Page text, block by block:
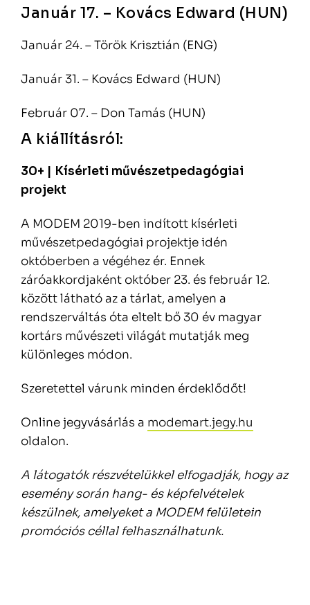
Január 17. – Kovács Edward (HUN)
Január 24. – Török Krisztián (ENG)
Január 31. – Kovács Edward (HUN)
Február 07. – Don Tamás (HUN)
A kiállításról:
30+ | Kísérleti művészetpedagógiai
projekt
A MODEM 2019-ben indított kísérleti
művészetpedagógiai projektje idén
októberben a végéhez ér. Ennek
záróakkordjaként október 23. és február 12.
között látható az a tárlat, amelyen a
rendszerváltás óta eltelt bő 30 év magyar
kortárs művészeti világát mutatják meg
különleges módon.
Szeretettel várunk minden érdeklődőt!
Online jegyvásárlás a modemart.jegy.hu
oldalon.
A látogatók részvételükkel elfogadják, hogy az
esemény során hang- és képfelvételek
készülnek, amelyeket a MODEM felületein
promóciós céllal felhasználhatunk.